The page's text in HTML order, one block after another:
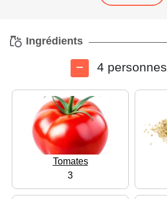
Ingrédients
4 personnes
Tomates
3